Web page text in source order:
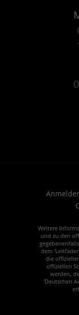
Weitere
und zu den
dem
die
offiziellen
werden,
'Deutschen